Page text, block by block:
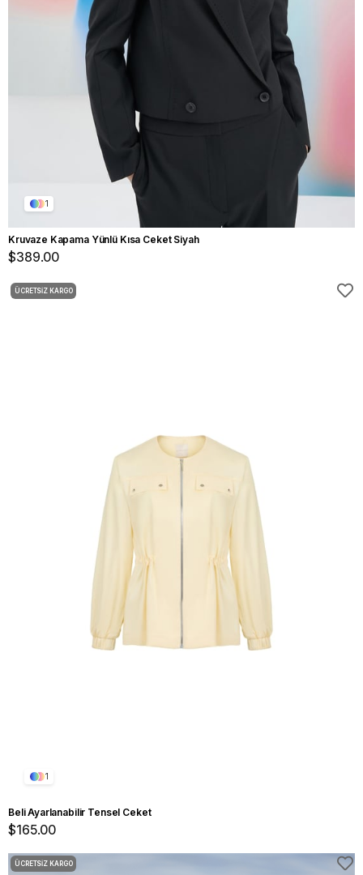
1
Kruvaze Kapama Yünlü Kısa Ceket Siyah
$389.00
1
Beli Ayarlanabilir Tensel Ceket
$165.00
ÜCRETSIZ KARGO
ÜCRETSIZ KARGO